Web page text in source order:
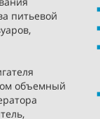
питьевой
объемный